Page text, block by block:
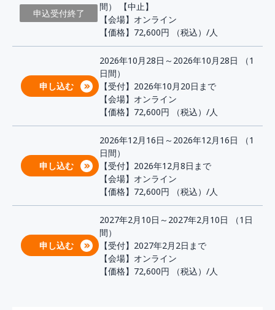
申込受付終了
間） 【中止】
【会場】オンライン
【価格】72,600円
（税込）/人
申し込む
2026年10月28日～2026年10月28日 （1
日間）
【受付】2026年10月20日まで
【会場】オンライン
【価格】72,600円
（税込）/人
申し込む
2026年12月16日～2026年12月16日 （1
日間）
【受付】2026年12月8日まで
【会場】オンライン
【価格】72,600円
（税込）/人
申し込む
2027年2月10日～2027年2月10日 （1日
間）
【受付】2027年2月2日まで
【会場】オンライン
【価格】72,600円
（税込）/人